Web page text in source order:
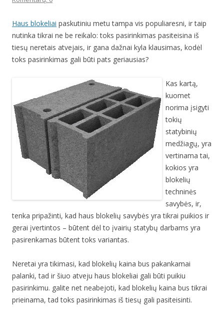
Haus blokeliai paskutiniu metu tampa vis populiaresni, ir taip
nutinka tikrai ne be reikalo: toks pasirinkimas pasiteisina iš
tiesų neretais atvejais, ir gana dažnai kyla klausimas, kodėl
toks pasirinkimas gali būti pats geriausias?
Kas kartą,
kuomet
norima įsigyti
tokių
statybinių
medžiagų, yra
vertinama tai,
kokios yra
blokelių
techninės
savybės, ir,
tenka pripažinti, kad haus blokelių savybės yra tikrai puikios ir
gerai įvertintos – būtent dėl to įvairių statybų darbams yra
pasirenkamas būtent toks variantas.
Neretai yra tikimasi, kad blokelių kaina bus pakankamai
palanki, tad ir šiuo atveju haus blokeliai gali būti puikiu
pasirinkimu. galite net neabejoti, kad blokelių kaina bus tikrai
prieinama, tad toks pasirinkimas iš tiesų gali pasiteisinti.